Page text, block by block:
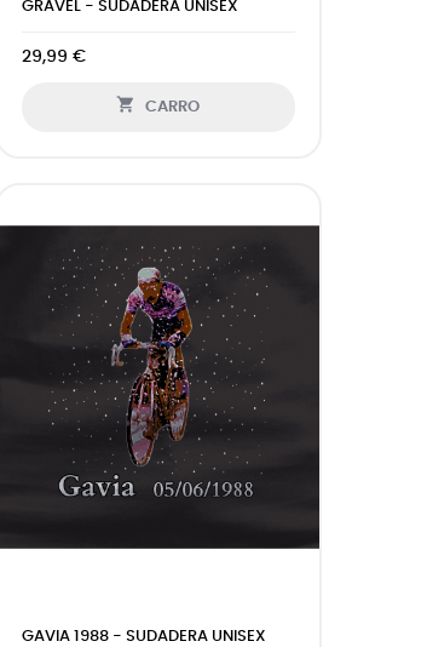
GRAVEL - SUDADERA UNISEX
29,99 €
 CARRO
GAVIA 1988 - SUDADERA UNISEX